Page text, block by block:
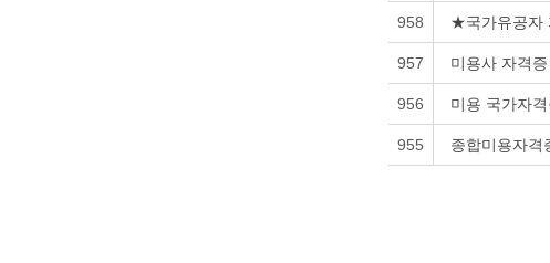
958 ★국가유공자
957 미용사 자격
956 미용 국가자
955 종합미용자격